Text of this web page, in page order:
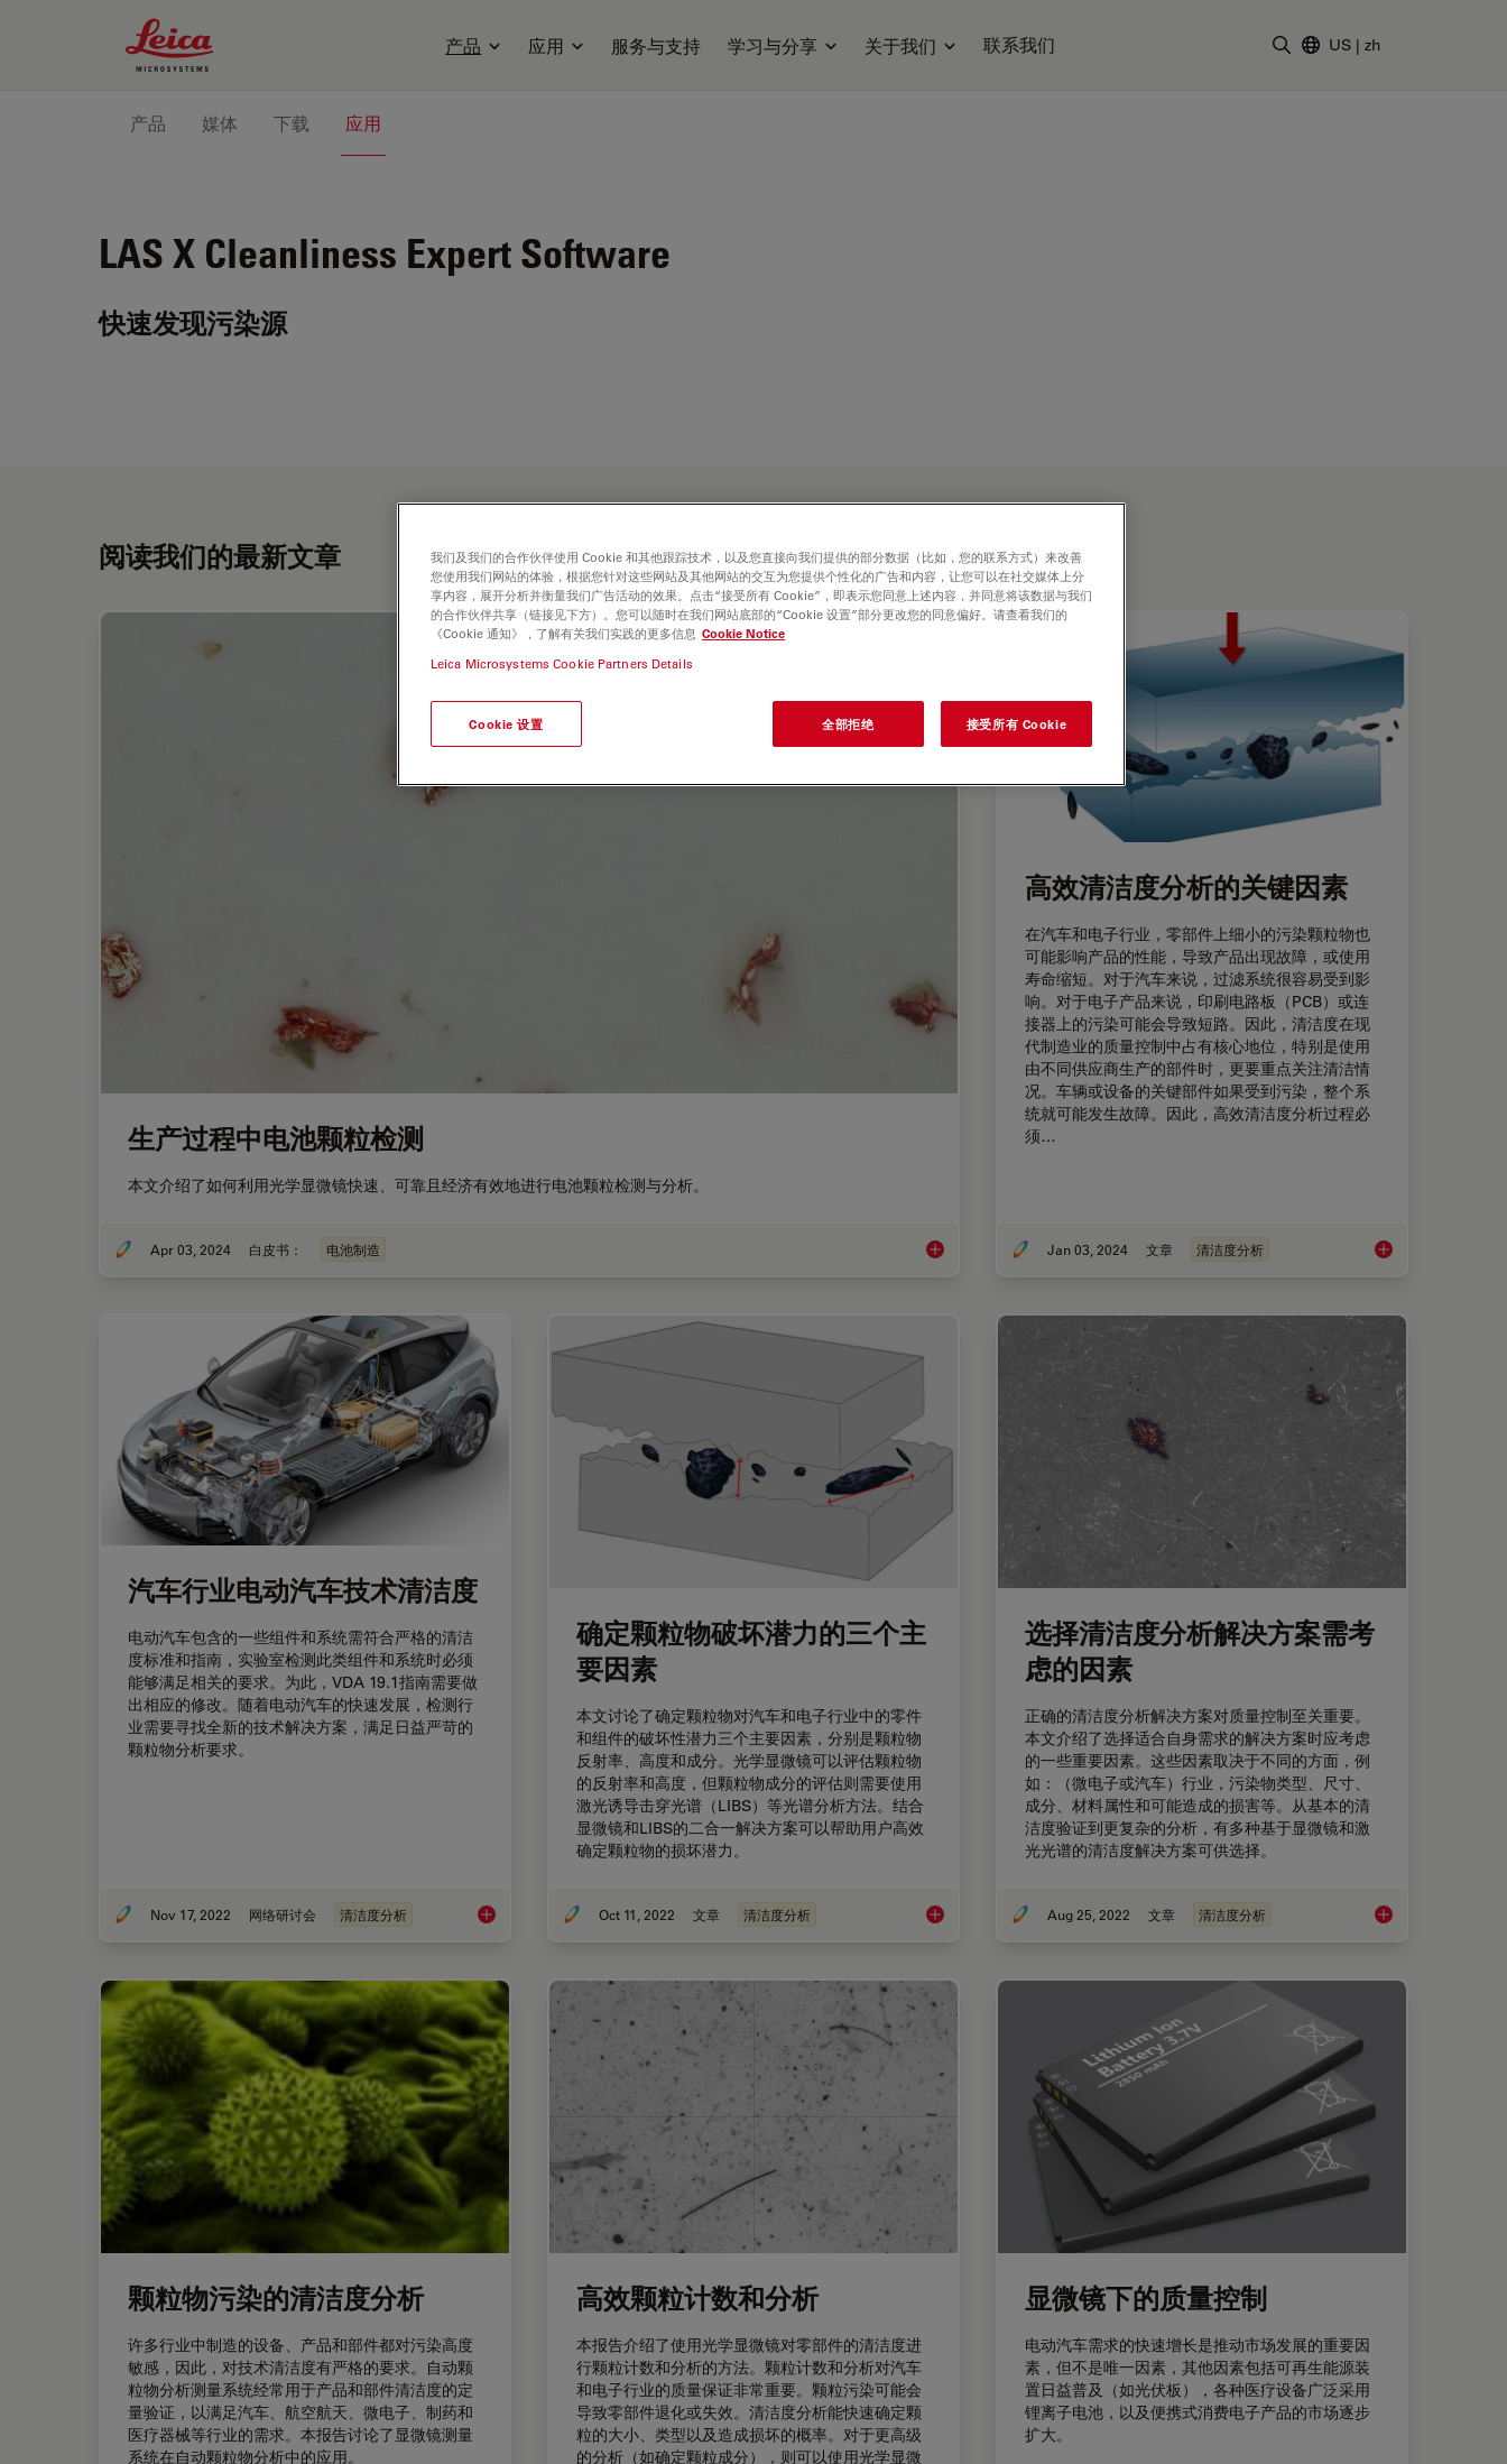
Leica Microsystems Logo
产品 应用 服务与支持 学习与分享 关于我们 联系我们 US | zh
产品 媒体 下载 应用
LAS X Cleanliness Expert Software
快速发现污染源
阅读我们的最新文章
生产过程中电池颗粒检测
本文介绍了如何利用光学显微镜快速、可靠且经济有效地进行电池颗粒检测与分析。
Apr 03, 2024 白皮书： 电池制造 生产过程中电池颗粒检测
高效清洁度分析的关键因素
在汽车和电子行业，零部件上细小的污染颗粒物也
可能影响产品的性能，导致产品出现故障，或使用
寿命缩短。对于汽车来说，过滤系统很容易受到影
响。对于电子产品来说，印刷电路板（PCB）或连
接器上的污染可能会导致短路。因此，清洁度在现
代制造业的质量控制中占有核心地位，特别是使用
由不同供应商生产的部件时，更要重点关注清洁情
况。车辆或设备的关键部件如果受到污染，整个系
统就可能发生故障。因此，高效清洁度分析过程必
须…
Jan 03, 2024 文章 清洁度分析 高效清洁度分析的关
汽车行业电动汽车技术清洁度
电动汽车包含的一些组件和系统需符合严格的清洁
度标准和指南，实验室检测此类组件和系统时必须
能够满足相关的要求。为此，VDA 19.1指南需要做
出相应的修改。随着电动汽车的快速发展，检测行
业需要寻找全新的技术解决方案，满足日益严苛的
颗粒物分析要求。
Nov 17, 2022 网络研讨会 清洁度分析 汽车行业电动汽车技术清洁度
确定颗粒物破坏潜力的三个主
要因素
本文讨论了确定颗粒物对汽车和电子行业中的零件
和组件的破坏性潜力三个主要因素，分别是颗粒物
反射率、高度和成分。光学显微镜可以评估颗粒物
的反射率和高度，但颗粒物成分的评估则需要使用
激光诱导击穿光谱（LIBS）等光谱分析方法。结合
显微镜和LIBS的二合一解决方案可以帮助用户高效
确定颗粒物的损坏潜力。
Oct 11, 2022 文章 清洁度分析 确定颗粒物破坏潜力的三个主要因素
选择清洁度分析解决方案需考
虑的因素
正确的清洁度分析解决方案对质量控制至关重要。
本文介绍了选择适合自身需求的解决方案时应考虑
的一些重要因素。这些因素取决于不同的方面，例
如：（微电子或汽车）行业，污染物类型、尺寸、
成分、材料属性和可能造成的损害等。从基本的清
洁度验证到更复杂的分析，有多种基于显微镜和激
光光谱的清洁度解决方案可供选择。
Aug 25, 2022 文章 清洁度分析 选择清洁度分析解决
颗粒物污染的清洁度分析
许多行业中制造的设备、产品和部件都对污染高度
敏感，因此，对技术清洁度有严格的要求。自动颗
粒物分析测量系统经常用于产品和部件清洁度的定
量验证，以满足汽车、航空航天、微电子、制药和
医疗器械等行业的需求。本报告讨论了显微镜测量
系统在自动颗粒物分析中的应用。
高效颗粒计数和分析
本报告介绍了使用光学显微镜对零部件的清洁度进
行颗粒计数和分析的方法。颗粒计数和分析对汽车
和电子行业的质量保证非常重要。颗粒污染可能会
导致零部件退化或失效。清洁度分析能快速确定颗
粒的大小、类型以及造成损坏的概率。对于更高级
的分析（如确定颗粒成分），则可以使用光学显微
显微镜下的质量控制
电动汽车需求的快速增长是推动市场发展的重要因
素，但不是唯一因素，其他因素包括可再生能源装
置日益普及（如光伏板），各种医疗设备广泛采用
锂离子电池，以及便携式消费电子产品的市场逐步
扩大。
我们及我们的合作伙伴使用 Cookie 和其他跟踪技术，以及您直接向我们提供的部分数据（比如，您的联系方式）来改善
您使用我们网站的体验，根据您针对这些网站及其他网站的交互为您提供个性化的广告和内容，让您可以在社交媒体上分
享内容，展开分析并衡量我们广告活动的效果。点击“接受所有 Cookie”，即表示您同意上述内容，并同意将该数据与我们
的合作伙伴共享（链接见下方）。您可以随时在我们网站底部的“Cookie 设置”部分更改您的同意偏好。请查看我们的
《Cookie 通知》，了解有关我们实践的更多信息 Cookie Notice
Leica Microsystems Cookie Partners Details
Cookie 设置 全部拒绝 接受所有 Cookie